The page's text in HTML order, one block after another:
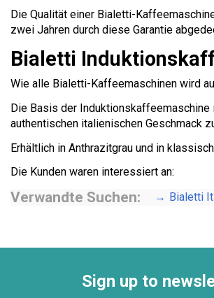
Die Qualität einer Bialetti-
zwei Jahren durch diese Garantie
Bialetti
Wie alle Bialetti-Kaffeemaschinen wird
Die Basis der
authentischen italienischen Geschmack
Erhältlich in Anthrazitgrau und in
Die Kunden waren interessiert an:
Verwandte Suchen: Bialetti
Sign up to